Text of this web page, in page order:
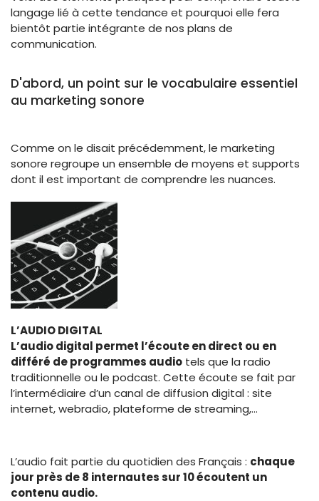
langage lié à cette tendance et pourquoi elle fera
bientôt partie intégrante de nos plans de
communication.
D'abord, un point sur le vocabulaire essentiel
au marketing sonore
Comme on le disait précédemment, le marketing
sonore regroupe un ensemble de moyens et supports
dont il est important de comprendre les nuances.
L’AUDIO DIGITAL
L’audio digital permet l’écoute en direct ou en
différé de programmes audio tels que la radio
traditionnelle ou le podcast. Cette écoute se fait par
l’intermédiaire d’un canal de diffusion digital : site
internet, webradio, plateforme de streaming,…
L’audio fait partie du quotidien des Français : chaque
jour près de 8 internautes sur 10 écoutent un
contenu audio.